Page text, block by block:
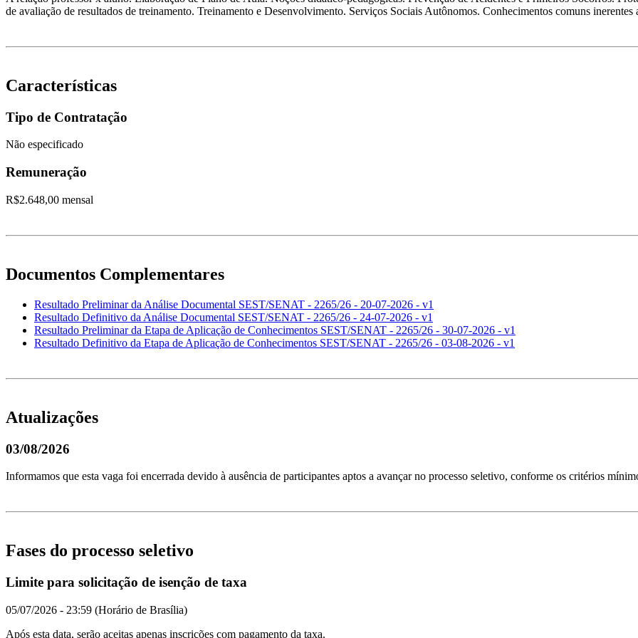
de avaliação de resultados de treinamento. Treinamento e Desenvolvimento. Serviços Sociais Autônomos. Conhecimentos comuns inerentes
Características
Tipo de Contratação
Não especificado
Remuneração
R$2.648,00 mensal
Documentos Complementares
Resultado Preliminar da Análise Documental SEST/SENAT - 2265/26 - 20-07-2026 - v1
Resultado Definitivo da Análise Documental SEST/SENAT - 2265/26 - 24-07-2026 - v1
Resultado Preliminar da Etapa de Aplicação de Conhecimentos SEST/SENAT - 2265/26 - 30-07-2026 - v1
Resultado Definitivo da Etapa de Aplicação de Conhecimentos SEST/SENAT - 2265/26 - 03-08-2026 - v1
Atualizações
03/08/2026
Informamos que esta vaga foi encerrada devido à ausência de participantes aptos a avançar no processo seletivo, conforme os critérios
Fases do processo seletivo
Limite para solicitação de isenção de taxa
05/07/2026 - 23:59 (Horário de Brasília)
Após esta data, serão aceitas apenas inscrições com pagamento da taxa.